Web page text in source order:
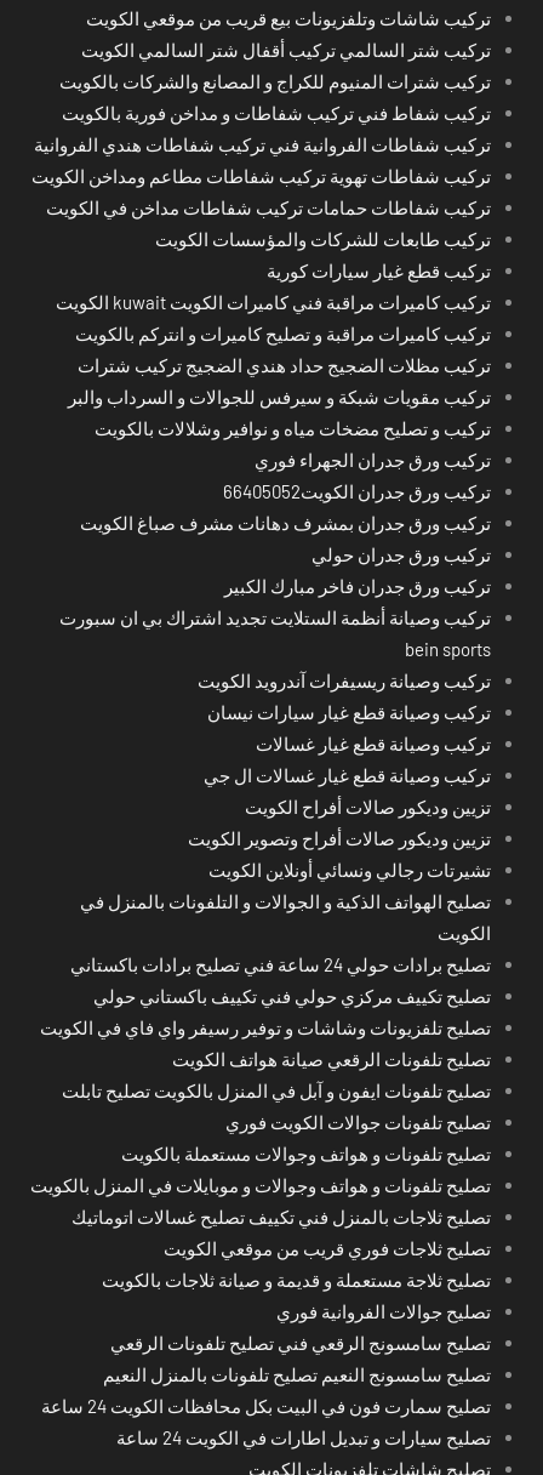
تركيب شاشات وتلفزيونات بيع قريب من موقعي الكويت
تركيب شتر السالمي تركيب أقفال شتر السالمي الكويت
تركيب شترات المنيوم للكراج و المصانع والشركات بالكويت
تركيب شفاط فني تركيب شفاطات و مداخن فورية بالكويت
تركيب شفاطات الفروانية فني تركيب شفاطات هندي الفروانية
تركيب شفاطات تهوية تركيب شفاطات مطاعم ومداخن الكويت
تركيب شفاطات حمامات تركيب شفاطات مداخن في الكويت
تركيب طابعات للشركات والمؤسسات الكويت
تركيب قطع غيار سيارات كورية
تركيب كاميرات مراقبة فني كاميرات الكويت kuwait الكويت
تركيب كاميرات مراقبة و تصليح كاميرات و انتركم بالكويت
تركيب مظلات الضجيج حداد هندي الضجيج تركيب شترات
تركيب مقويات شبكة و سيرفس للجوالات و السرداب والبر
تركيب و تصليح مضخات مياه و نوافير وشلالات بالكويت
تركيب ورق جدران الجهراء فوري
تركيب ورق جدران الكويت66405052
تركيب ورق جدران بمشرف دهانات مشرف صباغ الكويت
تركيب ورق جدران حولي
تركيب ورق جدران فاخر مبارك الكبير
تركيب وصيانة أنظمة الستلايت تجديد اشتراك بي ان سبورت
bein sports
تركيب وصيانة ريسيفرات آندرويد الكويت
تركيب وصيانة قطع غيار سيارات نيسان
تركيب وصيانة قطع غيار غسالات
تركيب وصيانة قطع غيار غسالات ال جي
تزيين وديكور صالات أفراح الكويت
تزيين وديكور صالات أفراح وتصوير الكويت
تشيرتات رجالي ونسائي أونلاين الكويت
تصليح الهواتف الذكية و الجوالات و التلفونات بالمنزل في
الكويت
تصليح برادات حولي 24 ساعة فني تصليح برادات باكستاني
تصليح تكييف مركزي حولي فني تكييف باكستاني حولي
تصليح تلفزيونات وشاشات و توفير رسيفر واي فاي في الكويت
تصليح تلفونات الرقعي صيانة هواتف الكويت
تصليح تلفونات ايفون و آبل في المنزل بالكويت تصليح تابلت
تصليح تلفونات جوالات الكويت فوري
تصليح تلفونات و هواتف وجوالات مستعملة بالكويت
تصليح تلفونات و هواتف وجوالات و موبايلات في المنزل بالكويت
تصليح ثلاجات بالمنزل فني تكييف تصليح غسالات اتوماتيك
تصليح ثلاجات فوري قريب من موقعي الكويت
تصليح ثلاجة مستعملة و قديمة و صيانة ثلاجات بالكويت
تصليح جوالات الفروانية فوري
تصليح سامسونج الرقعي فني تصليح تلفونات الرقعي
تصليح سامسونج النعيم تصليح تلفونات بالمنزل النعيم
تصليح سمارت فون في البيت بكل محافظات الكويت 24 ساعة
تصليح سيارات و تبديل اطارات في الكويت 24 ساعة
تصليح شاشات تلفزيونات الكويت